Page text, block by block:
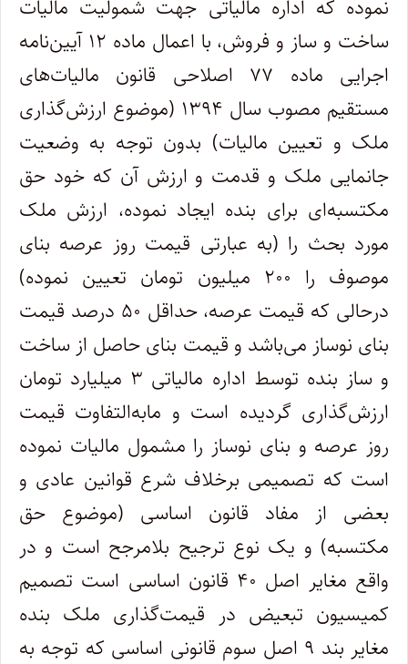
نموده که اداره مالیاتی جهت شمولیت مالیات
ساخت و ساز و فروش، با اعمال ماده ۱۲ آیین‌نامه
اجرایی ماده ۷۷ اصلاحی قانون مالیات‌های
مستقیم مصوب سال ۱۳۹۴ (موضوع ارزش‌گذاری
ملک و تعیین مالیات) بدون توجه به وضعیت
جانمایی ملک و قدمت و ارزش آن که خود حق
مکتسبه‌ای برای بنده ایجاد نموده، ارزش ملک
مورد بحث را (به عبارتی قیمت روز عرصه بنای
موصوف را ۲۰۰ میلیون تومان تعیین نموده)
درحالی که قیمت عرصه، حداقل ۵۰ درصد قیمت
بنای نوساز می‌باشد و قیمت بنای حاصل از ساخت
و ساز بنده توسط اداره مالیاتی ۳ میلیارد تومان
ارزش‌گذاری گردیده است و مابه‌التفاوت قیمت
روز عرصه و بنای نوساز را مشمول مالیات نموده
است که تصمیمی برخلاف شرع قوانین عادی و
بعضی از مفاد قانون اساسی (موضوع حق
مکتسبه) و یک نوع ترجیح بلامرجح است و در
واقع مغایر اصل ۴۰ قانون اساسی است تصمیم
کمیسیون تبعیض در قیمت‌گذاری ملک بنده
مغایر بند ۹ اصل سوم قانونی اساسی که توجه به